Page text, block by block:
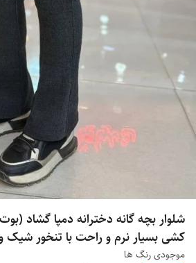
شلوار بچه گانه دخترانه دمپا گشاد
کشی بسیار نرم و راحت با تنخور
موجودی رنگ ها